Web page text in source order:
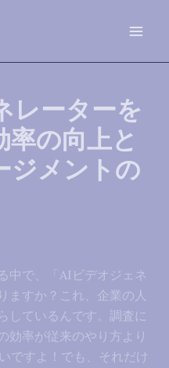
レーターを
率の向上と
ジメントの
中で、「AIビデオジェネ
ますか？これ、企業の人
しているんです。調査に
効率が従来のやり方より
ですよ！でも、それだけ